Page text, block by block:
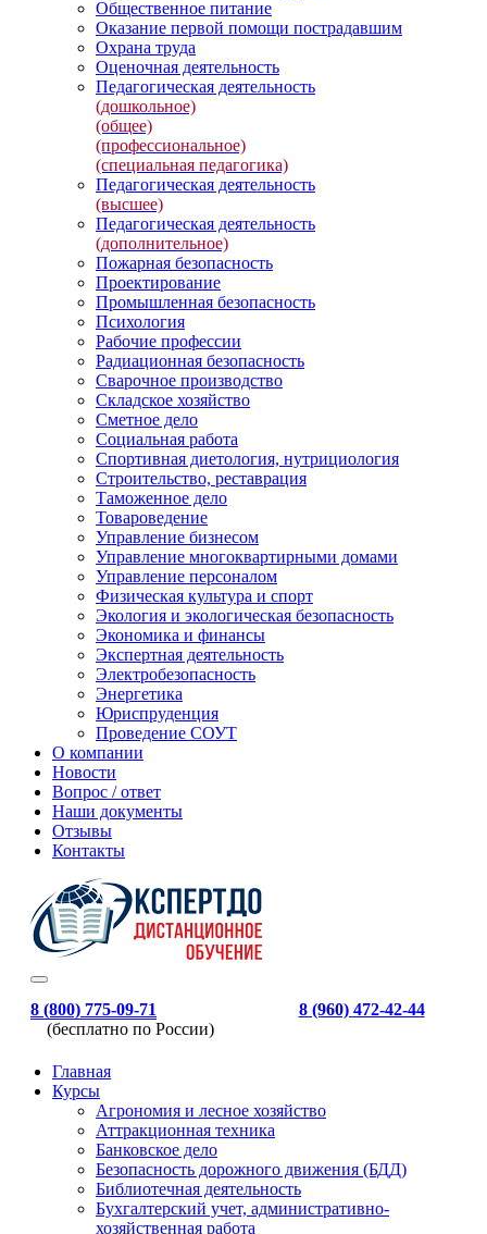
Общественное питание
Оказание первой помощи пострадавшим
Охрана труда
Оценочная деятельность
Педагогическая деятельность
(дошкольное)
(общее)
(профессиональное)
(специальная педагогика)
Педагогическая деятельность
(высшее)
Педагогическая деятельность
(дополнительное)
Пожарная безопасность
Проектирование
Промышленная безопасность
Психология
Рабочие профессии
Радиационная безопасность
Сварочное производство
Складское хозяйство
Сметное дело
Социальная работа
Спортивная диетология, нутрициология
Строительство, реставрация
Таможенное дело
Товароведение
Управление бизнесом
Управление многоквартирными домами
Управление персоналом
Физическая культура и спорт
Экология и экологическая безопасность
Экономика и финансы
Экспертная деятельность
Электробезопасность
Энергетика
Юриспруденция
Проведение СОУТ
О компании
Новости
Вопрос / ответ
Наши документы
Отзывы
Контакты
8 (800) 775-09-71
(бесплатно по России)
8 (960) 472-42-44
Главная
Курсы
Агрономия и лесное хозяйство
Аттракционная техника
Банковское дело
Безопасность дорожного движения (БДД)
Библиотечная деятельность
Бухгалтерский учет, административно-
хозяйственная работа